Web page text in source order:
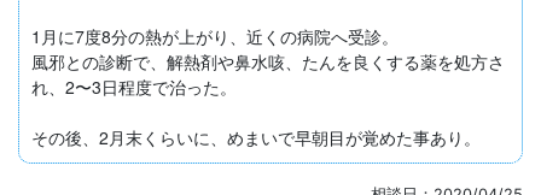
1月に7度8分の熱が上がり、近くの病院へ受診。
風邪との診断で、解熱剤や鼻水咳、たんを良くする薬を処方さ
れ、2〜3日程度で治った。
その後、2月末くらいに、めまいで早朝目が覚めた事あり。